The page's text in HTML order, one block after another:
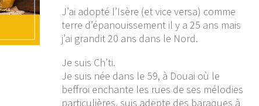
J’ai adopté l’Isère (et vice versa) comme
terre d’épanouissement il y a 25 ans mais
j’ai grandit 20 ans dans le Nord.
Je suis Ch’ti.
Je suis née dans le 59, à Douai où le
beffroi enchante les rues de ses mélodies
particulières, suis adepte des baraques à